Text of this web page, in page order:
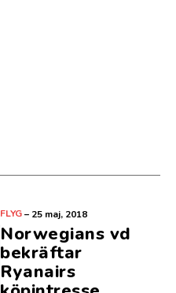
FLYG– 25 maj, 2018
Norwegians vd
bekräftar
Ryanairs